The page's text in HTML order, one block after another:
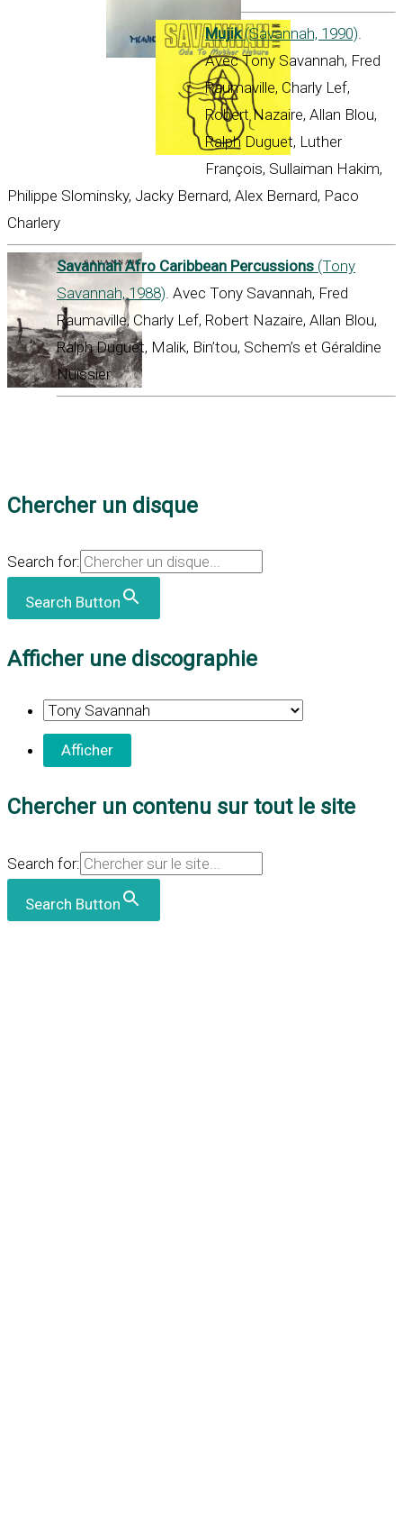
Mujik(Savannah, 1990).
Avec Tony Savannah, Fred
Raumaville, Charly Lef,
Robert Nazaire, Allan Blou,
Ralph Duguet, Luther
François, Sullaiman Hakim,
Philippe Slominsky, Jacky Bernard, Alex Bernard, Paco
Charlery
Savannah Afro Caribbean Percussions (Tony
Savannah, 1988). Avec Tony Savannah, Fred
Raumaville, Charly Lef, Robert Nazaire, Allan Blou,
Ralph Duguet, Malik, Bin’tou, Schem’s et Géraldine
Nuissier
Chercher un disque
Search for:
Search Button
Afficher une discographie
Chercher un contenu sur tout le site
Search for:
Search Button